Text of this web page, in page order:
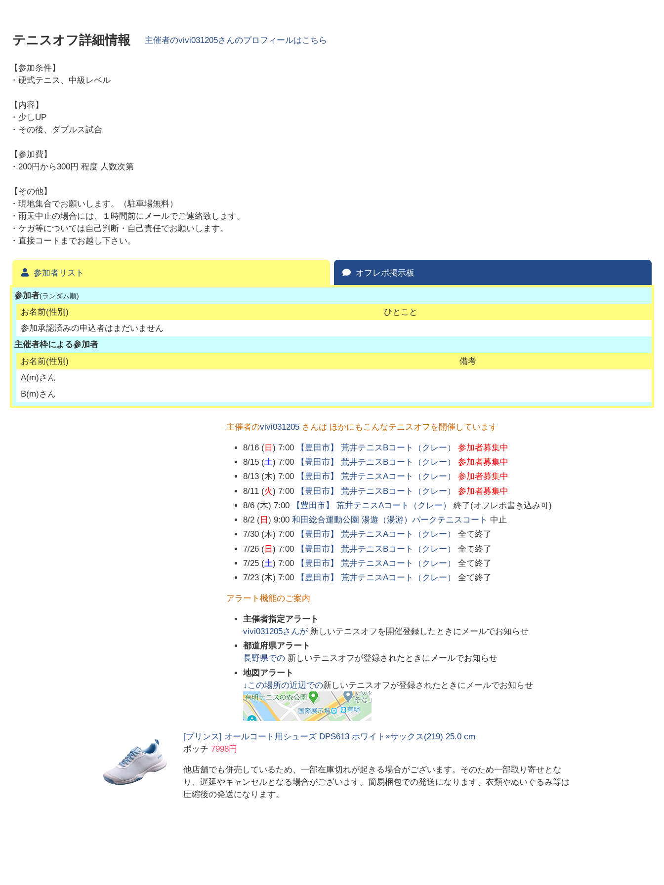
テニスオフ詳細情報 主催者のvivi031205さんのプロフィールはこちら
【参加条件】
・硬式テニス、中級レベル
【内容】
・少しUP
・その後、ダブルス試合
【参加費】
・200円から300円 程度 人数次第
【その他】
・現地集合でお願いします。（駐車場無料）
・雨天中止の場合には、１時間前にメールでご連絡致します。
・ケガ等については自己判断・自己責任でお願いします。
・直接コートまでお越し下さい。
参加者リスト オフレポ掲示板
参加者(ランダム順)
お名前(性別)
ひとこと
参加承認済みの申込者はまだいません
主催者枠による参加者
お名前(性別)
備考
A(m)さん
B(m)さん
主催者のvivi031205 さんは ほかにもこんなテニスオフを開催しています
8/16 (日 ) 7:00 【豊田市】 荒井テニスBコート（クレー）
参加者募集中
8/15 (土) 7:00 【豊田市】 荒井テニスBコート（クレー）
参加者募集中
8/13 (木) 7:00
【豊田市】 荒井テニスAコート（クレー）
参加者募集中
8/11 (火) 7:00 【豊田市】 荒井テニスBコート（クレー）
参加者募集中
8/6 (木) 7:00
【豊田市】 荒井テニスAコート（クレー）
終了(オフレポ書き込み可)
8/2 (日 ) 9:00 和田総合運動公園 湯遊（湯游）パークテニスコート 中止
7/30 (木) 7:00
【豊田市】 荒井テニスAコート（クレー）
全て終了
7/26 (日 ) 7:00 【豊田市】 荒井テニスBコート（クレー）
全て終了
7/25 (土) 7:00 【豊田市】 荒井テニスAコート（クレー）
全て終了
7/23 (木) 7:00
【豊田市】 荒井テニスAコート（クレー） 全て終了
アラート機能のご案内
主催者指定アラート
vivi031205さんが 新しいテニスオフを開催登録したときにメールでお知らせ
都道府県アラート
長野県での 新しいテニスオフが登録されたときにメールでお知らせ
地図アラート
↓この場所の近辺での新しいテニスオフが登録されたときにメールでお知らせ
[プリンス] オールコート用シューズ DPS613 ホワイト×サックス(219) 25.0 cm
ポッチ 7998円
他店舗でも併売しているため、一部在庫切れが起きる場合がございます。そのため一部取り寄せとな
り、遅延やキャンセルとなる場合がございます。簡易梱包での発送になります、衣類やぬいぐるみ等は
圧縮後の発送になります。